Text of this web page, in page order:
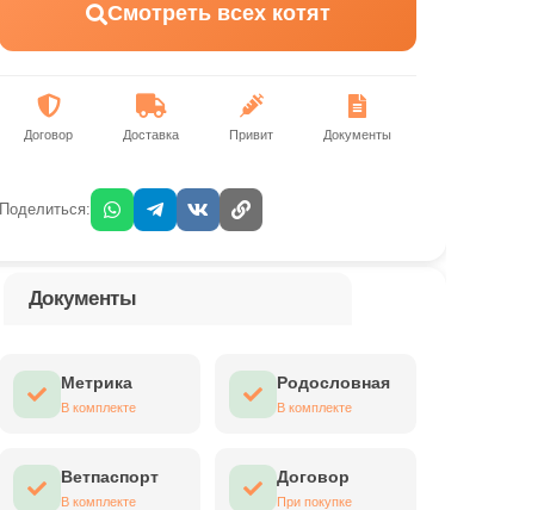
Смотреть всех котят
Договор Доставка Привит Документы
Поделиться:
Документы
Метрика
В комплекте
Родословная
В комплекте
Ветпаспорт
В комплекте
Договор
При покупке